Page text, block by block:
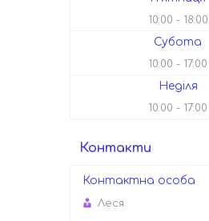
10:00 18:00
Субота
10:00 17:00
Неділя
10:00 17:00
Контакти
Леся